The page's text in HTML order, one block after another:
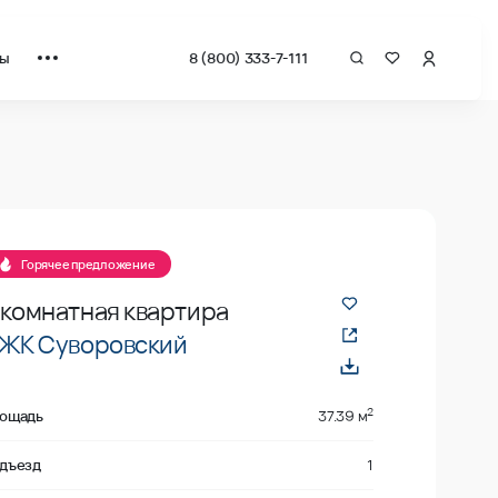
8 (800) 333-7-111
Горячее предложение
квартира
Суворовский
37.39 м2
1